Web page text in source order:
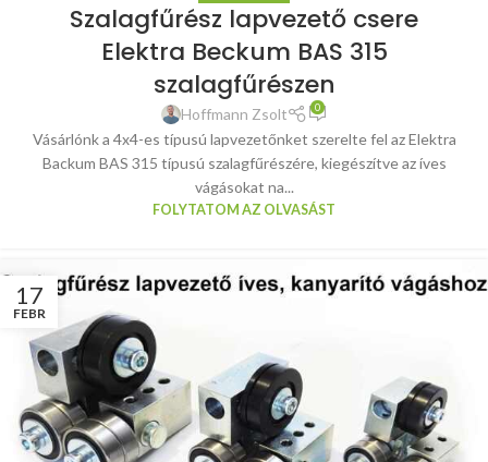
Szalagfűrész lapvezető csere
Elektra Beckum BAS 315
szalagfűrészen
Hoffmann Zsolt 0
Vásárlónk a 4x4-es típusú lapvezetőnket szerelte fel az Elektra
Backum BAS 315 típusú szalagfűrészére, kiegészítve az íves
vágásokat na...
FOLYTATOM AZ OLVASÁST
17
FEBR